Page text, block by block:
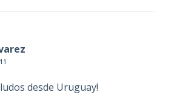
desde Uruguay!